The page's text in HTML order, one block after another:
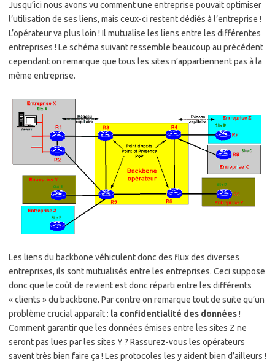
Jusqu’ici nous avons vu comment une entreprise pouvait optimiser
l’utilisation de ses liens, mais ceux-ci restent dédiés à l’entreprise !
L’opérateur va plus loin ! Il mutualise les liens entre les différentes
entreprises ! Le schéma suivant ressemble beaucoup au précédent
cependant on remarque que tous les sites n’appartiennent pas à la
même entreprise.
Les liens du backbone véhiculent donc des flux des diverses
entreprises, ils sont mutualisés entre les entreprises. Ceci suppose
donc que le coût de revient est donc réparti entre les différents
« clients » du backbone. Par contre on remarque tout de suite qu’un
problème crucial apparaît : la confidentialité des données!
Comment garantir que les données émises entre les sites Z ne
seront pas lues par les sites Y ? Rassurez-vous les opérateurs
savent très bien faire ça ! Les protocoles les y aident bien d’ailleurs !